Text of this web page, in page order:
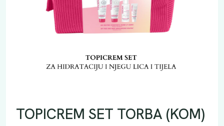
TOPICREM SET TORBA (KOM)